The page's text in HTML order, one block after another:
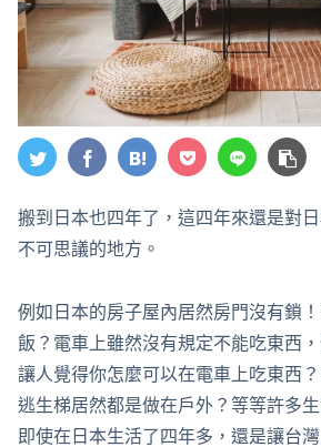
搬到日本也四年了，這四年來還是對
不可思議的地方。
例如日本的房子屋內居然房門沒有鎖
飯？電車上雖然沒有規定不能吃東西
讓人覺得你怎麼可以在電車上吃東西
逃生梯居然都是做在戶外？等等許多
即使在日本生活了四年多，還是讓台